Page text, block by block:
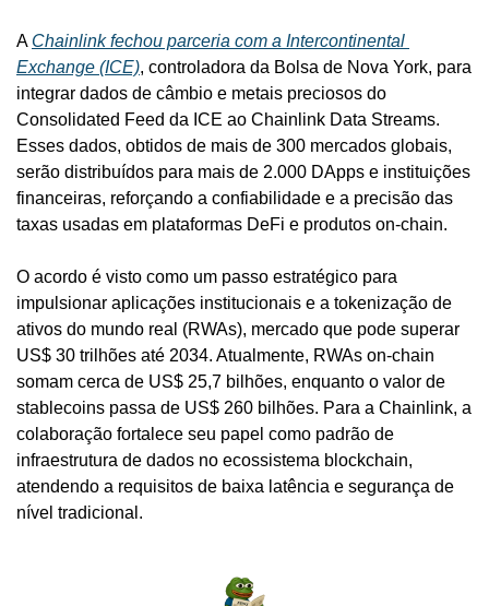
A Chainlink fechou parceria com a Intercontinental
Exchange (ICE), controladora da Bolsa de Nova York, para
integrar dados de câmbio e metais preciosos do
Consolidated Feed da ICE ao Chainlink Data Streams.
Esses dados, obtidos de mais de 300 mercados globais,
serão distribuídos para mais de 2.000 DApps e instituições
financeiras, reforçando a confiabilidade e a precisão das
taxas usadas em plataformas DeFi e produtos on-chain.
O acordo é visto como um passo estratégico para
impulsionar aplicações institucionais e a tokenização de
ativos do mundo real (RWAs), mercado que pode superar
US$ 30 trilhões até 2034. Atualmente, RWAs on-chain
somam cerca de US$ 25,7 bilhões, enquanto o valor de
stablecoins passa de US$ 260 bilhões. Para a Chainlink, a
colaboração fortalece seu papel como padrão de
infraestrutura de dados no ecossistema blockchain,
atendendo a requisitos de baixa latência e segurança de
nível tradicional.